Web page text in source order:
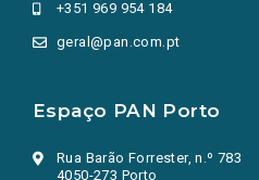
+351 969 954 184
geral@pan.com.pt
Espaço PAN Porto
Rua Barão Forrester, n.º 783
4050-273 Porto